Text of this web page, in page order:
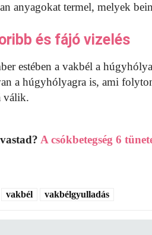
anyagokat termel, melyek
és fájó vizelés
estében a vakbél a
a húgyhólyagra is, ami
válik.
A csókbetegség 6
vakbél vakbélgyulladás